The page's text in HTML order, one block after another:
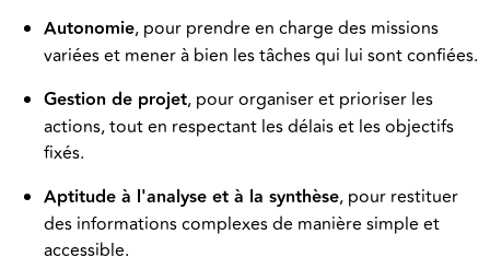
Autonomie, pour prendre en charge des missions
variées et mener à bien les tâches qui lui sont confiées.
Gestion de projet, pour organiser et prioriser les
actions, tout en respectant les délais et les objectifs
fixés.
Aptitude à l'analyse et à la synthèse, pour restituer
des informations complexes de manière simple et
accessible.